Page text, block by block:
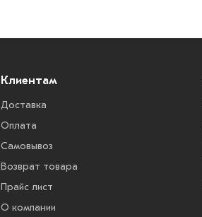
Клиентам
Доставка
Оплата
Самовывоз
Возврат товара
Прайс лист
О компании